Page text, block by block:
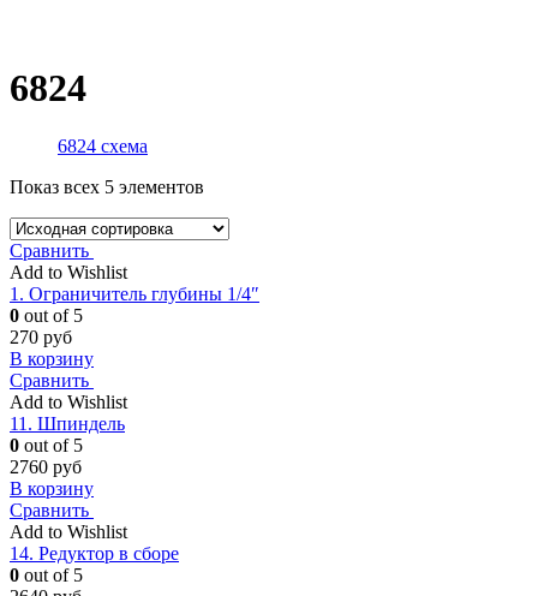
6824
6824 схема
Показ всех 5 элементов
Сравнить
Add to Wishlist
1. Ограничитель глубины 1/4″
0 out of 5
270 руб
В корзину
Сравнить
Add to Wishlist
11. Шпиндель
0 out of 5
2760 руб
В корзину
Сравнить
Add to Wishlist
14. Редуктор в сборе
0 out of 5